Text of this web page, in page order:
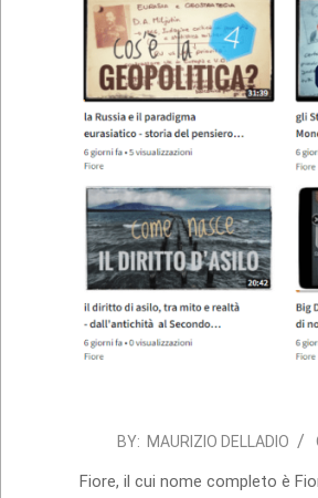
BY: MAURIZIO DELLADIO
Fiore, il cui nome completo è